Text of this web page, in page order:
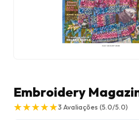
Embroidery
★
★★
★★
★★
★★
★3 Avaliações (5.0/5.0)